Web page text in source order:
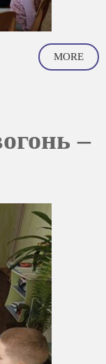
MORE
–